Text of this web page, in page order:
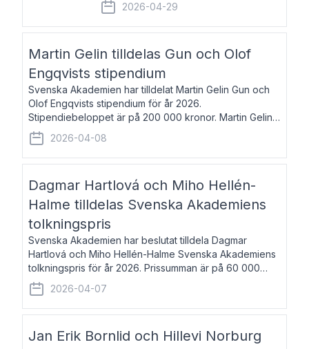
John Swedenmark. De läser upp på
färöiska, isländska och svenska och
2026-04-29
Martin Gelin tilldelas Gun och Olof
Engqvists stipendium
Svenska Akademien har tilldelat Martin Gelin Gun och
Olof Engqvists stipendium för år 2026.
Stipendiebeloppet är på 200 000 kronor. Martin Gelin,
född 1978, är journalist och författare. Han lever
numera i Paris men var under många år bosat
2026-04-08
Dagmar Hartlová och Miho Hellén-
Halme tilldelas Svenska Akademiens
tolkningspris
Svenska Akademien har beslutat tilldela Dagmar
Hartlová och Miho Hellén-Halme Svenska Akademiens
tolkningspris för år 2026. Prissumman är på 60 000
kronor var. Dagmar Hartlová, född 1951, översätter
huvudsakligen från svenska till tjeckiska
2026-04-07
Jan Erik Bornlid och Hillevi Norburg